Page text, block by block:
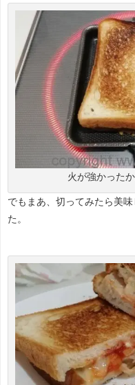
火が強かった
でもまあ、切ってみたら美
た。